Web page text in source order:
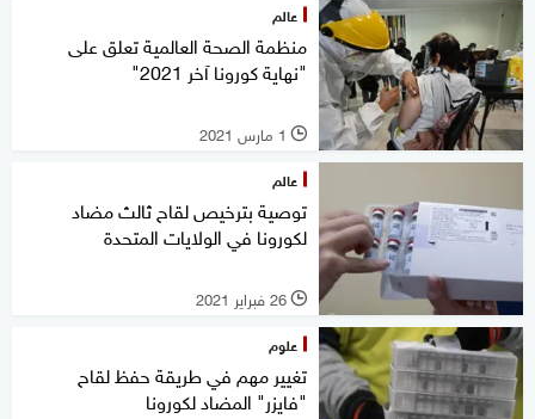
عالم
منظمة الصحة العالمية تعلق على
"نهاية كورونا آخر 2021"
l 1 مارس 2021
عالم
توصية بترخيص لقاح ثالث مضاد
لكورونا في الولايات المتحدة
l 26 فبراير 2021
علوم
تغيير مهم في طريقة حفظ لقاح
"فايزر" المضاد لكورونا